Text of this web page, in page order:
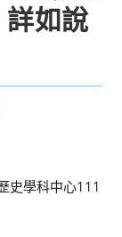
如說
史學科中心111